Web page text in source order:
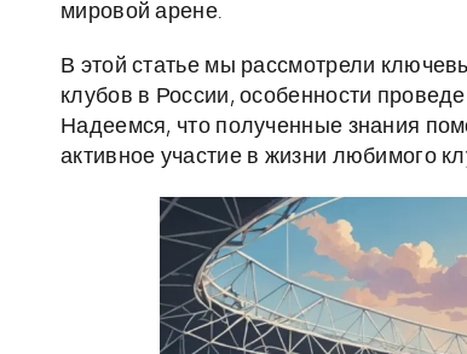
мировой арене.
В этой статье мы рассмотрели
клубов в России, особенности
Надеемся, что полученные знания
активное участие в жизни любимого